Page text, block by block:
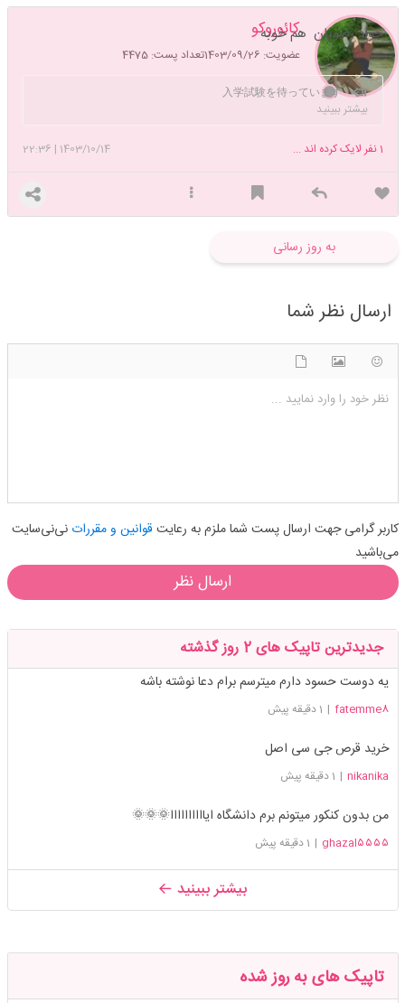
کائوروکو
عضویت: 1403/09/26 تعداد پست: 4475
جواد رضویان هم خوبه
入学試験を待っています
بیشتر ببینید
1403/10/14
|
22:36 1نفر لایک کرده اند ...
به روز رسانی
ارسال نظر شما
نظر خود را وارد نمایید ...
کاربر گرامی جهت ارسال پست شما ملزم به رعایت قوانین و مقرراتنی‌نی‌سایت
می‌باشید
ارسال نظر
جدیدترین تاپیک های 2 روز گذشته
یه دوست حسود دارم میترسم برام دعا نوشته باشه
fatemme8
| 1 دقیقه پیش
خرید قرص جی سی اصل
nikanika
| 1 دقیقه پیش
من بدون کنکور میتونم برم دانشگاه ایاااااااااا🌞🌞🌞
ghazal۵۵۵۵ | 1 دقیقه پیش
بیشتر ببینید
تاپیک های به روز شده